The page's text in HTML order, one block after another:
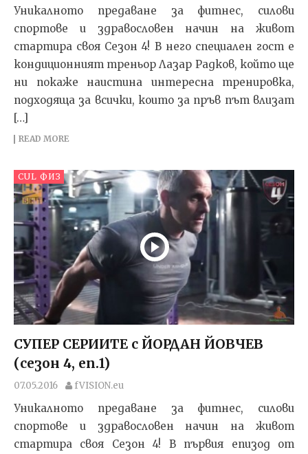
Уникалното предаване за фитнес, силови
спортове и здравословен начин на живот
стартира своя Сезон 4! В него специален гост е
кондиционният треньор Лазар Радков, който ще
ни покаже наистина интересна тренировка,
подходяща за всички, които за пръв път влизат
[…]
READ MORE
CUL ФИЗ
СУПЕР СЕРИИТЕ с ЙОРДАН ЙОВЧЕВ
(сезон 4, еп.1)
07.05.2016 fVISION.eu
Уникалното предаване за фитнес, силови
спортове и здравословен начин на живот
стартира своя Сезон 4! В първия епизод от